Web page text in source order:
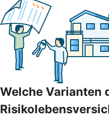
Welche Varianten